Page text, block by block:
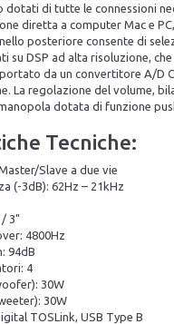
dotati di tutte le connessioni
diretta a computer Mac e
posteriore consente di
su DSP ad alta risoluzione,
da un convertitore A/D
La regolazione del volume,
dotata di funzione
Tecniche:
Slave a due vie
(-3dB): 62Hz – 21kHz
3"
4800Hz
94dB
4
30W
30W
TOSLink, USB Type B